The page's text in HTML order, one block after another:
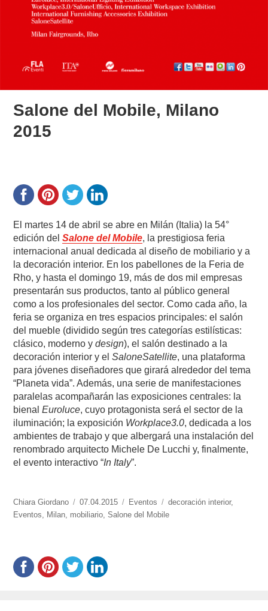
Salone del Mobile, Milano
2015
El martes 14 de abril se abre en Milán (Italia) la 54°
edición delSalone del Mobile, la prestigiosa feria
internacional anual dedicada al diseño de mobiliario y a
la decoración interior. En los pabellones de la Feria de
Rho, y hasta el domingo 19, más de dos mil empresas
presentarán sus productos, tanto al público general
como a los profesionales del sector. Como cada año, la
feria se organiza en tres espacios principales: el salón
del mueble (dividido según tres categorías estilísticas:
clásico, moderno ydesign), el salón destinado a la
decoración interior y elSaloneSatellite, una plataforma
para jóvenes diseñadores que girará alrededor del tema
“Planeta vida”. Además, una serie de manifestaciones
paralelas acompañarán las exposiciones centrales: la
bienalEuroluce, cuyo protagonista será el sector de la
iluminación; la exposición Workplace3.0, dedicada a los
ambientes de trabajo y que albergará una instalación del
renombrado arquitecto Michele De Lucchi y, finalmente,
el evento interactivo “In Italy”.
https://www.experimenta.es/author/chiara-
giordano/
Chiara Giordano
Publicado
el
07.04.2015 Categorías
Eventos Etiquetas
decoración interior,
Eventos, Milan, mobiliario,Salone del Mobile